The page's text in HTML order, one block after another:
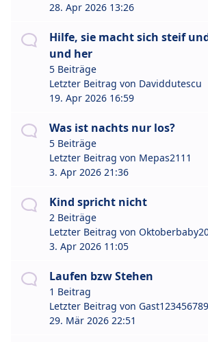
28. Apr 2026 13:26
Hilfe, sie macht sich steif
und her
5 Beiträge
Letzter Beitrag von Daviddutescu
19. Apr 2026 16:59
Was ist nachts nur los?
5 Beiträge
Letzter Beitrag von Mepas2111
3. Apr 2026 21:36
Kind spricht nicht
2 Beiträge
Letzter Beitrag von
3. Apr 2026 11:05
Laufen bzw Stehen
1 Beitrag
Letzter Beitrag von Gast123456789
29. Mär 2026 22:51